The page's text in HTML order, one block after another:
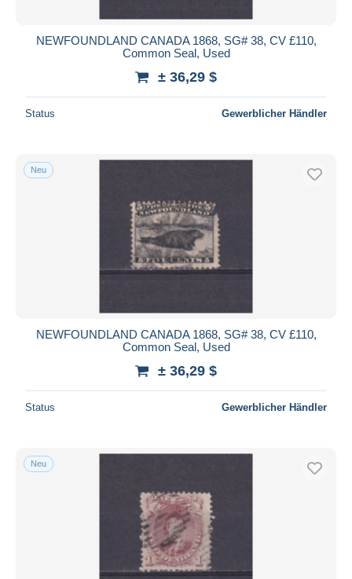
NEWFOUNDLAND CANADA 1868, SG# 38, CV £110,
Common Seal, Used
± 36,29 $
Status Gewerblicher Händler
Neu
NEWFOUNDLAND CANADA 1868, SG# 38, CV £110,
Common Seal, Used
± 36,29 $
Status Gewerblicher Händler
Neu